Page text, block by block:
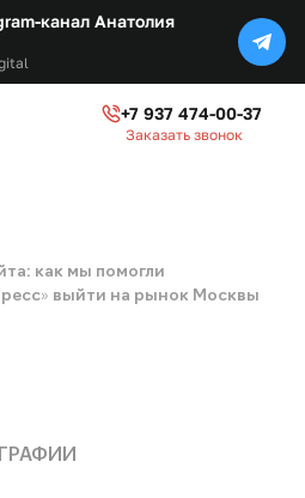
канал Анатолия
+7 937 474-00-37
Заказать звонок
как мы помогли
выйти на рынок Москвы